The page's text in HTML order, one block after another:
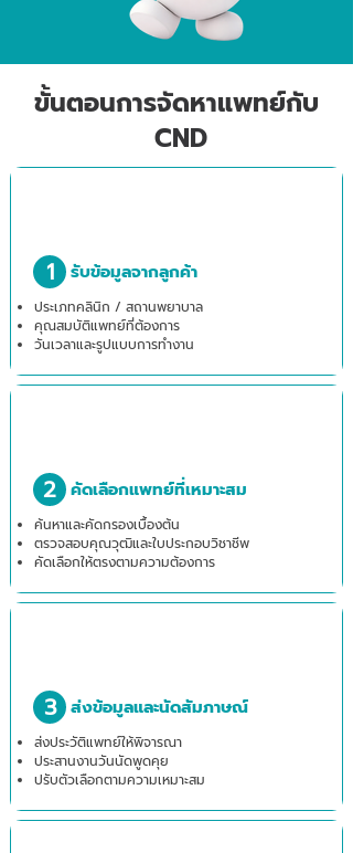
ขั้นตอนการจัดหาแพทย์กับ
CND
1 รับข้อมูลจากลูกค้า
ประเภทคลินิก / สถานพยาบาล
คุณสมบัติแพทย์ที่ต้องการ
วันเวลาและรูปแบบการทำงาน
2 คัดเลือกแพทย์ที่เหมาะสม
ค้นหาและคัดกรองเบื้องต้น
ตรวจสอบคุณวุฒิและใบประกอบวิชาชีพ
คัดเลือกให้ตรงตามความต้องการ
3 ส่งข้อมูลและนัดสัมภาษณ์
ส่งประวัติแพทย์ให้พิจารณา
ประสานงานวันนัดพูดคุย
ปรับตัวเลือกตามความเหมาะสม